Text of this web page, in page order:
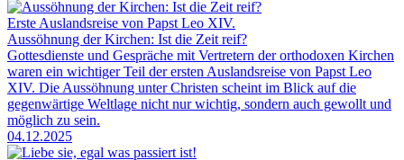
Erste Auslandsreise von Papst Leo XIV.
Aussöhnung der Kirchen: Ist die Zeit reif?
Gottesdienste und Gespräche mit Vertretern der orthodoxen Kirchen
waren ein wichtiger Teil der ersten Auslandsreise von Papst Leo
XIV. Die Aussöhnung unter Christen scheint im Blick auf die
gegenwärtige Weltlage nicht nur wichtig, sondern auch gewollt und
möglich zu sein.
04.12.2025